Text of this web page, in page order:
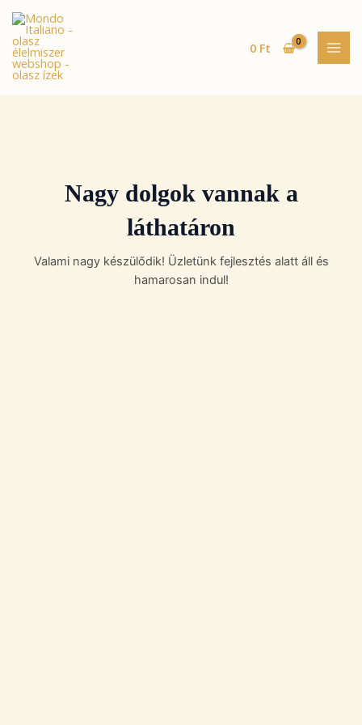
Skip
content
0 Ft
Nagy dolgok vannak a
láthatáron
Valami nagy készülődik! Üzletünk fejlesztés alatt áll és
hamarosan indul!